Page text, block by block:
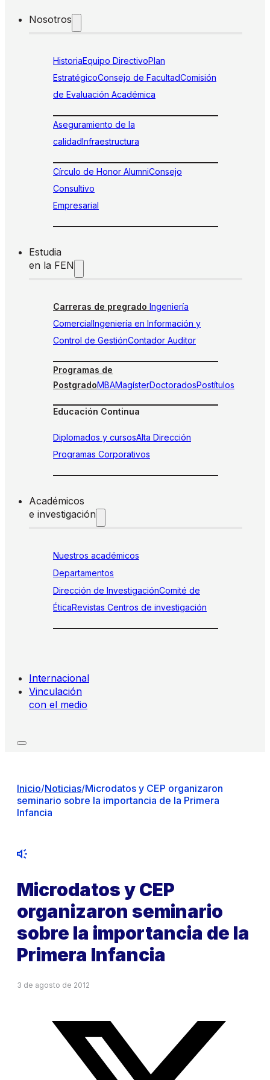
Nosotros
HistoriaEquipo DirectivoPlan
EstratégicoConsejo de FacultadComisión
de Evaluación Académica
Aseguramiento de la
calidadInfraestructura
Círculo de Honor AlumniConsejo
Consultivo
Empresarial
Estudia
en la FEN
Carreras de pregrado Ingeniería
ComercialIngeniería en Información y
Control de GestiónContador Auditor
Programas de
PostgradoMBAMagísterDoctoradosPostítulos
Educación Continua
Diplomados y cursosAlta Dirección
Programas Corporativos
Académicos
e investigación
Nuestros académicos
Departamentos
Dirección de InvestigaciónComité de
ÉticaRevistas Centros de investigación
Internacional
Vinculación
con el medio
Inicio/Noticias/Microdatos y CEP organizaron
seminario sobre la importancia de la Primera
Infancia
Microdatos y CEP
organizaron seminario
sobre la importancia de la
Primera Infancia
3 de agosto de 2012